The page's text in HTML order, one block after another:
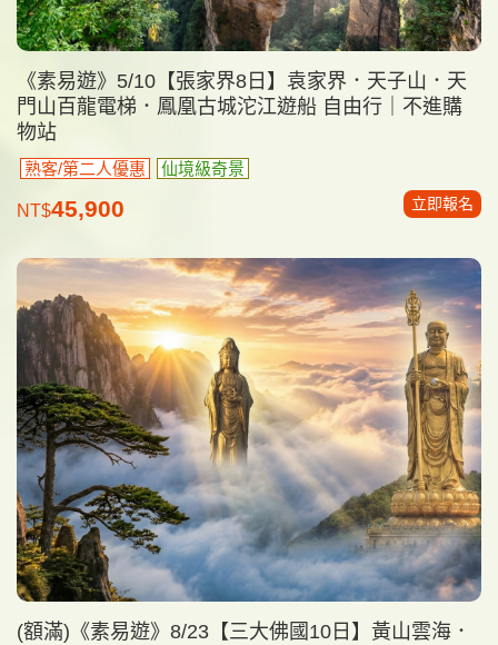
《素易遊》5/10【張家界8日】袁家界．天子山．天
門山百龍電梯．鳳凰古城沱江遊船 自由行｜不進購
物站
熟客/第二人優惠 仙境級奇景
NT$45,900 立即報名
(額滿)《素易遊》8/23【三大佛國10日】黃山雲海．